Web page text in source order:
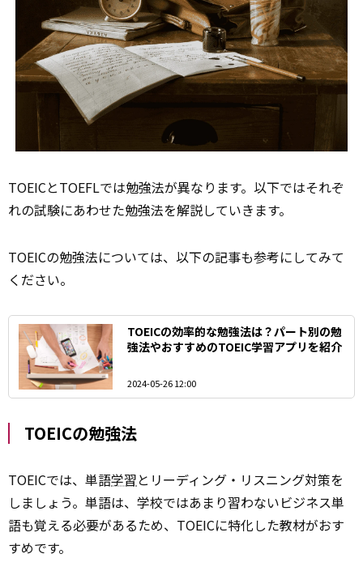
TOEICとTOEFLでは勉強法が異なります。以下ではそれぞ
れの試験にあわせた勉強法を解説していきます。
TOEICの勉強法については、以下の記事も参考にしてみて
ください。
TOEICの効率的な勉強法は？パート別の勉
強法やおすすめのTOEIC学習アプリを紹介
2024-05-26 12:00
TOEICの勉強法
TOEICでは、単語学習とリーディング・リスニング対策を
しましょう。単語は、学校ではあまり習わないビジネス単
語も覚える必要があるため、TOEICに特化した教材がおす
すめです。